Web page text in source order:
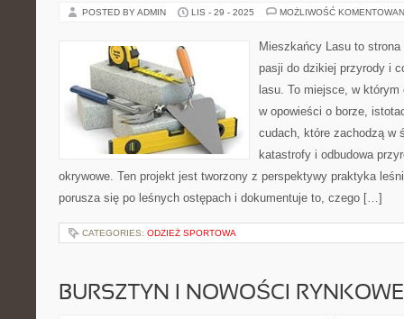
POSTED BY ADMIN LIS - 29 - 2025 MOŻLIWOŚĆ
Mieszkańcy Lasu to
pasji do dzikiej przyrody i
lasu. To miejsce, w
w opowieści o borze,
cudach, które zachodzą w
katastrofy i odbudowa
okrywowe. Ten projekt jest tworzony z perspektywy praktyka
porusza się po leśnych ostępach i dokumentuje to, czego […]
CATEGORIES: ODZIEŻ SPORTOWA
BURSZTYN I NOWOŚCI RYNKOWE